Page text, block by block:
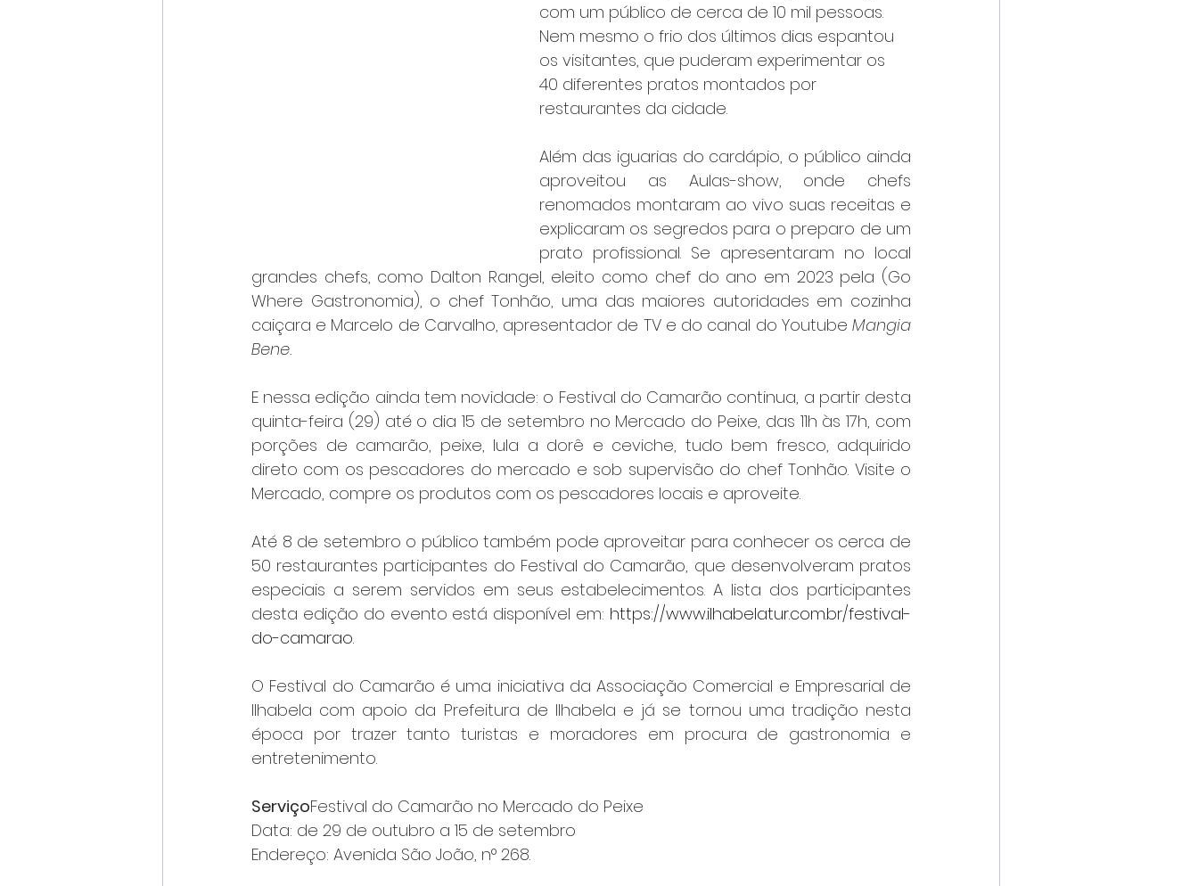
com um público de cerca de 10 mil pessoas.
Nem mesmo o frio dos últimos dias espantou
os visitantes, que puderam experimentar os
40 diferentes pratos montados por
restaurantes da cidade.
Além das iguarias do cardápio, o público ainda
aproveitou as Aulas-show, onde chefs
renomados montaram ao vivo suas receitas e
explicaram os segredos para o preparo de um
prato profissional. Se apresentaram no local
grandes chefs, como Dalton Rangel, eleito como chef do ano em 2023 pela (Go
Where Gastronomia), o chef Tonhão, uma das maiores autoridades em cozinha
caiçara e Marcelo de Carvalho, apresentador de TV e do canal do Youtube Mangia
Bene.
E nessa edição ainda tem novidade: o Festival do Camarão continua, a partir desta
quinta-feira (29) até o dia 15 de setembro no Mercado do Peixe, das 11h às 17h, com
porções de camarão, peixe, lula a dorê e ceviche, tudo bem fresco, adquirido
direto com os pescadores do mercado e sob supervisão do chef Tonhão. Visite o
Mercado, compre os produtos com os pescadores locais e aproveite.
Até 8 de setembro o público também pode aproveitar para conhecer os cerca de
50 restaurantes participantes do Festival do Camarão, que desenvolveram pratos
especiais a serem servidos em seus estabelecimentos. A lista dos participantes
desta edição do evento está disponível em: https://www.ilhabelatur.com.br/festival-
do-camarao.
O Festival do Camarão é uma iniciativa da Associação Comercial e Empresarial de
Ilhabela com apoio da Prefeitura de Ilhabela e já se tornou uma tradição nesta
época por trazer tanto turistas e moradores em procura de gastronomia e
entretenimento.
ServiçoFestival do Camarão no Mercado do Peixe
Data: de 29 de outubro a 15 de setembro
Endereço: Avenida São João, n° 268.